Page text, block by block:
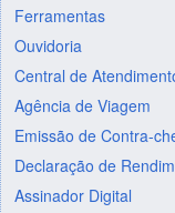
Ferramentas
Ouvidoria
Central de
Agência de Viagem
Emissão de Contra-
Declaração de
Assinador Digital